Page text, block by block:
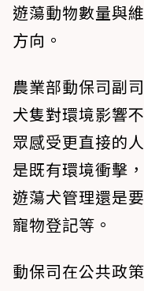
遊蕩動物數量與
方向。
農業部動保司副
犬隻對環境影響
眾感受更直接的
是既有環境衝擊
遊蕩犬管理還是
寵物登記等。
動保司在公共政